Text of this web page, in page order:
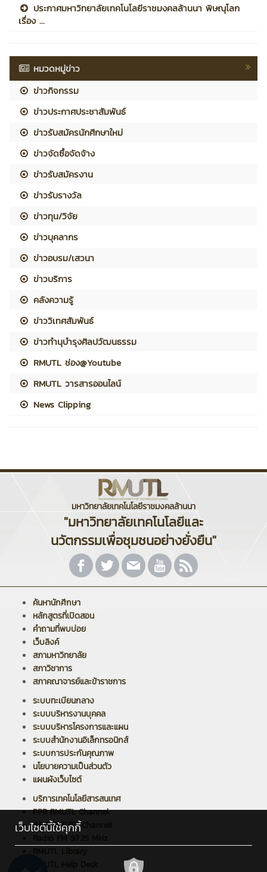
ประกาศมหาวิทยาลัยเทคโนโลยีราชมงคลล้านนา พิษณุโลก
เรื่อง ...
หมวดหมู่ข่าว
ข่าวกิจกรรม
ข่าวประกาศประชาสัมพันธ์
ข่าวรับสมัครนักศึกษาใหม่
ข่าวจัดซื้อจัดจ้าง
ข่าวรับสมัครงาน
ข่าวรับรางวัล
ข่าวทุน/วิจัย
ข่าวบุคลากร
ข่าวอบรม/เสวนา
ข่าวบริการ
คลังความรู้
ข่าววิเทศสัมพันธ์
ข่าวทำนุบำรุงศิลปวัฒนธรรม
RMUTL ช่อง@Youtube
RMUTL วารสารออนไลน์
News Clipping
มหาวิทยาลัยเทคโนโลยีราชมงคลล้านนา
"มหาวิทยาลัยเทคโนโลยีและ
นวัตกรรมเพื่อชุมชนอย่างยั่งยืน"
ค้นหานักศึกษา
หลักสูตรที่เปิดสอน
คำถามที่พบบ่อย
เว็บลิงค์
สภามหาวิทยาลัย
สภาวิชาการ
สภาคณาจารย์และข้าราชการ
ระบบทะเบียนกลาง
ระบบบริหารงานบุคคล
ระบบบริหารโครงการและแผน
ระบบสำนักงานอิเล็กทรอนิกส์
ระบบการประกันคุณภาพ
นโยบายความเป็นส่วนตัว
แผนผังเว็บไซต์
บริการเทคโนโลยีสารสนเทศ
PPR RMUTL Channel
ARIT RMUTL Channel
Radio FM 97.25 MHz
เว็บไซต์นี้ใช้คุกกี้